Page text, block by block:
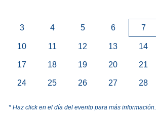
3 4 5 6 7
10 11 12 13 14
17 18 19 20 21
24 25 26 27 28
* Haz click en el día del evento para más información.